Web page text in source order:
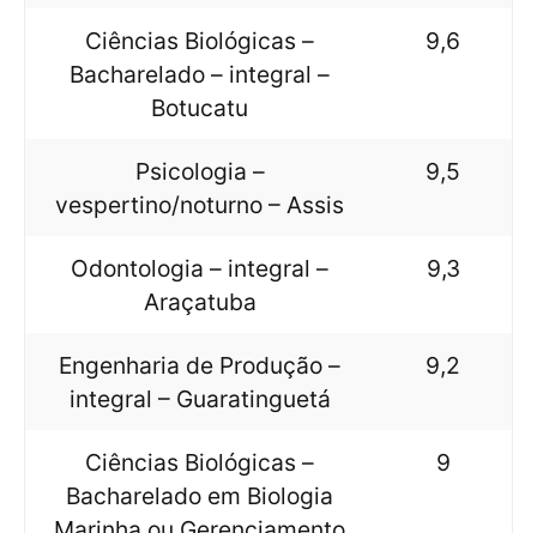
Ciências Biológicas –
Bacharelado – integral –
Botucatu
9,6
Psicologia –
vespertino/noturno – Assis
9,5
Odontologia – integral –
Araçatuba
9,3
Engenharia de Produção –
integral – Guaratinguetá
9,2
Ciências Biológicas –
Bacharelado em Biologia
9